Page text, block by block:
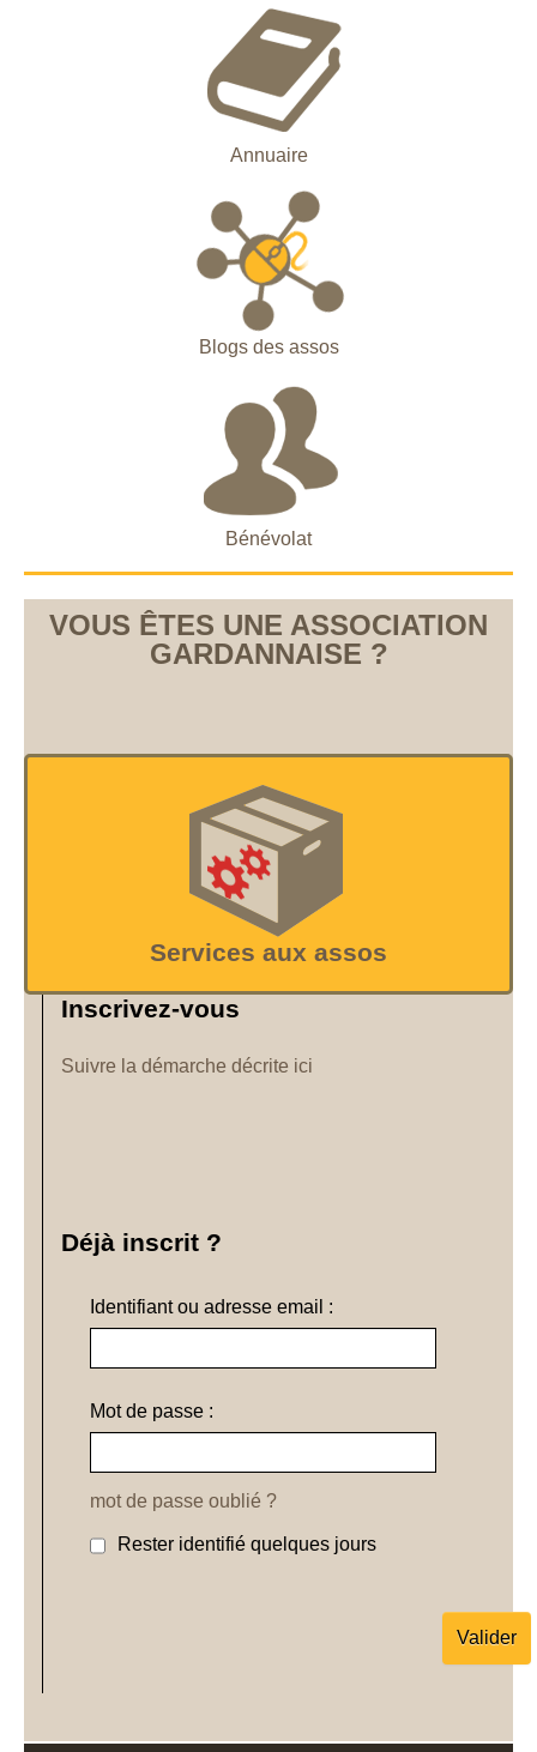
Annuaire
Blogs des assos
Bénévolat
VOUS ÊTES UNE ASSOCIATION
GARDANNAISE ?
Services aux assos
Inscrivez-vous
Suivre la démarche décrite ici
Déjà inscrit ?
Identifiant ou adresse email :
Mot de passe :
mot de passe oublié ?
Rester identifié quelques jours